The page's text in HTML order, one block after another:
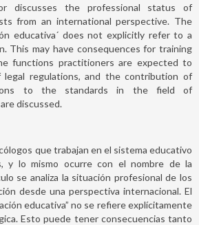
discusses the professional status of
from an international perspective. The
educativa´ does not explicitly refer to a
This may have consequences for training
functions practitioners are expected to
regulations, and the contribution of
to the standards in the field of
discussed.
que trabajan en el sistema educativo
y lo mismo ocurre con el nombre de la
se analiza la situación profesional de los
desde una perspectiva internacional. El
educativa” no se refiere explícitamente
Esto puede tener consecuencias tanto